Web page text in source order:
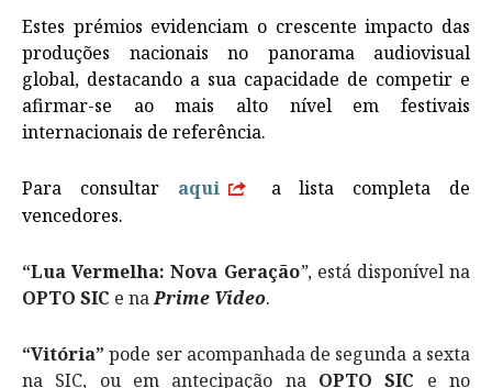
Estes prémios evidenciam o crescente impacto das
produções nacionais no panorama audiovisual
global, destacando a sua capacidade de competir e
afirmar-se ao mais alto nível em festivais
internacionais de referência.
Para consultar aqui
a lista completa de
vencedores.
“Lua Vermelha: Nova Geração”, está disponível na
OPTO SIC e naPrime Video.
“Vitória” pode ser acompanhada de segunda a sexta
na SIC, ou em antecipação na OPTO SIC e no